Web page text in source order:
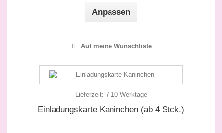
Anpassen
Auf meine Wunschliste
Lieferzeit: 7-10 Werktage
Einladungskarte Kaninchen (ab 4 Stck.)